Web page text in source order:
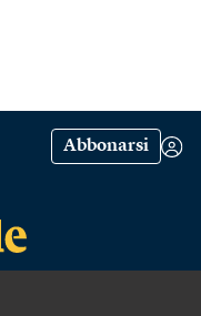
Abbonarsi